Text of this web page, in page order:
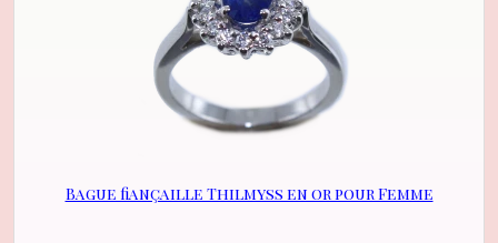
Bague fiançaille Thilmyss en or pour Femme